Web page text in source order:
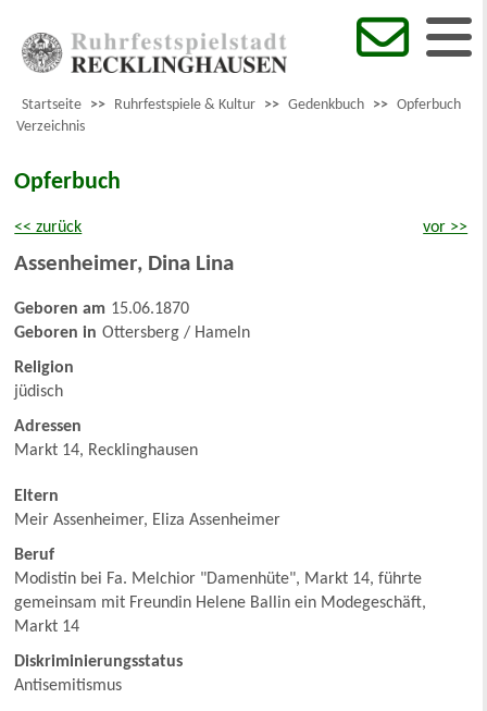
Startseite >> Ruhrfestspiele & Kultur >> Gedenkbuch >> Opferbuch
Verzeichnis
Opferbuch
<< zurück vor >>
Assenheimer, Dina Lina
Geboren am 15.06.1870
Geboren in Ottersberg / Hameln
Religion
jüdisch
Adressen
Markt 14, Recklinghausen
Eltern
Meir Assenheimer, Eliza Assenheimer
Beruf
Modistin bei Fa. Melchior "Damenhüte", Markt 14, führte
gemeinsam mit Freundin Helene Ballin ein Modegeschäft,
Markt 14
Diskriminierungsstatus
Antisemitismus